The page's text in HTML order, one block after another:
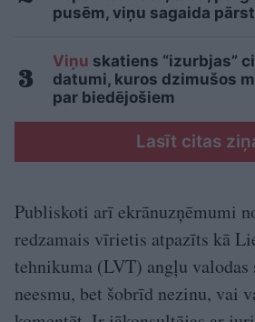
pusēm, viņu sagaida
Viņu skatiens “izurbjas”
datumi, kuros dzimušos
par biedējošiem
Lasīt citas
Publiskoti arī ekrānuzņēmumi
redzamais vīrietis atpazīts kā
tehnikuma (LVT) angļu valodas
neesmu, bet šobrīd nezinu, vai